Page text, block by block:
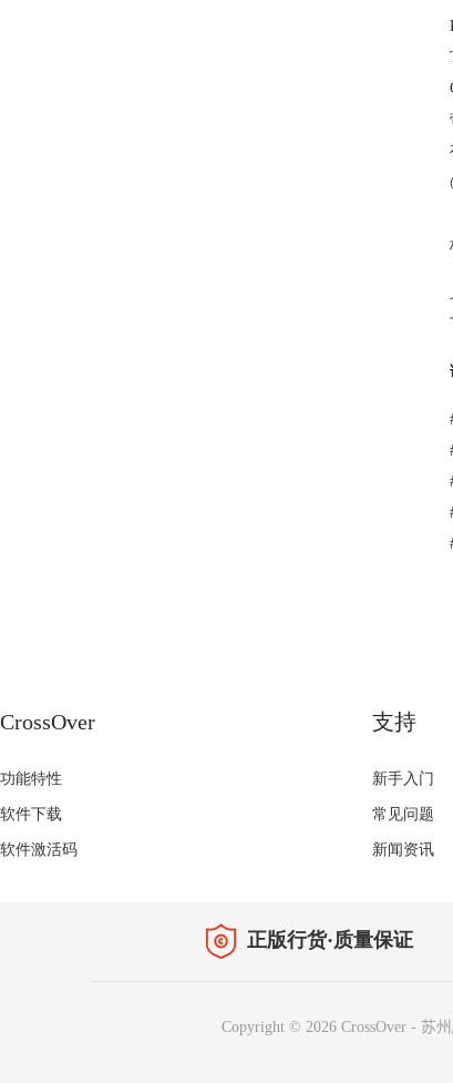
CrossOver
功能特性
软件下载
软件激活码
支持
新手入门
常见问题
新闻资讯
正版行货·质量保证
Copyright © 2026 CrossOver - 苏